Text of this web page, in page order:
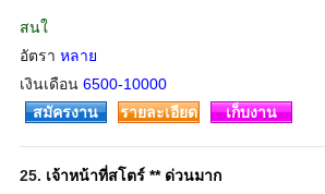
สนใ
อัตรา หลาย
เงินเดือน 6500-10000
สมัครงาน รายละเอียด เก็บงาน
25. เจ้าหน้าที่สโตร์ ** ด่วนมาก